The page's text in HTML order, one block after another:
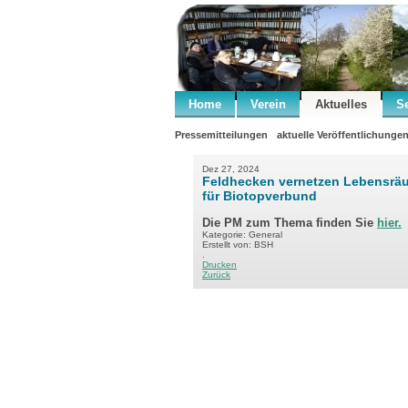
Home Verein Aktuelles
Pressemitteilungen aktuelle Veröffentlichungen
Dez 27, 2024
Feldhecken vernetzen
für Biotopverbund
Die PM zum Thema finden Sie hier.
Kategorie: General
Erstellt von: BSH
Drucken
Zurück